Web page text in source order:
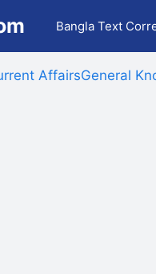
Bangla Text
AffairsGeneral